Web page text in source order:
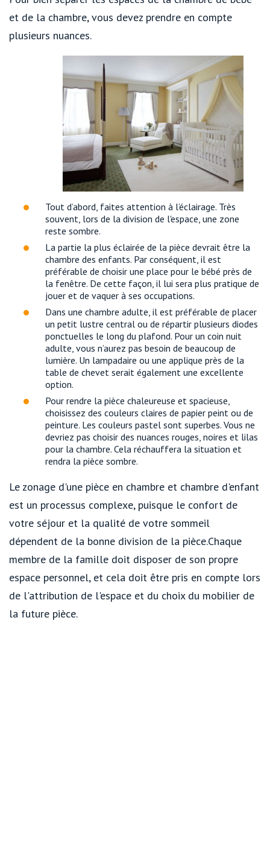
et de la chambre, vous devez prendre en compte
plusieurs nuances.
Tout d’abord, faites attention à l’éclairage. Très
souvent, lors de la division de l'espace, une zone
reste sombre.
La partie la plus éclairée de la pièce devrait être la
chambre des enfants. Par conséquent, il est
préférable de choisir une place pour le bébé près de
la fenêtre. De cette façon, il lui sera plus pratique de
jouer et de vaquer à ses occupations.
Dans une chambre adulte, il est préférable de placer
un petit lustre central ou de répartir plusieurs diodes
ponctuelles le long du plafond. Pour un coin nuit
adulte, vous n’aurez pas besoin de beaucoup de
lumière. Un lampadaire ou une applique près de la
table de chevet serait également une excellente
option.
Pour rendre la pièce chaleureuse et spacieuse,
choisissez des couleurs claires de papier peint ou de
peinture. Les couleurs pastel sont superbes. Vous ne
devriez pas choisir des nuances rouges, noires et lilas
pour la chambre. Cela réchauffera la situation et
rendra la pièce sombre.
Le zonage d'une pièce en chambre et chambre d'enfant
est un processus complexe, puisque le confort de
votre séjour et la qualité de votre sommeil
dépendent de la bonne division de la pièce.Chaque
membre de la famille doit disposer de son propre
espace personnel, et cela doit être pris en compte lors
de l'attribution de l'espace et du choix du mobilier de
la future pièce.